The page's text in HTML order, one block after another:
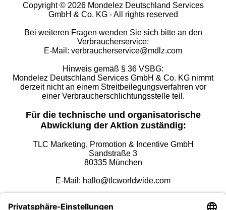
Copyright © 2026 Mondelez Deutschland Services
GmbH & Co. KG - All rights reserved
Bei weiteren Fragen wenden Sie sich bitte an den
Verbraucherservice:
E-Mail: verbraucherservice@mdlz.com
Hinweis gemäß § 36 VSBG:
Mondelez Deutschland Services GmbH & Co. KG nimmt
derzeit nicht an einem Streitbeilegungsverfahren vor
einer Verbraucherschlichtungsstelle teil.
Für die technische und organisatorische
Abwicklung der Aktion zuständig:
TLC Marketing, Promotion & Incentive GmbH
Sandstraße 3
80335 München
E-Mail: hallo@tlcworldwide.com